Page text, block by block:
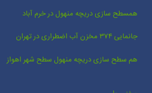
همسطح سازی دریچه منهول در خرم آباد
جانمایی ۳۷۴ مخزن آب اضطراری در تهران
هم سطح سازی دریچه منهول سطح شهر اهواز